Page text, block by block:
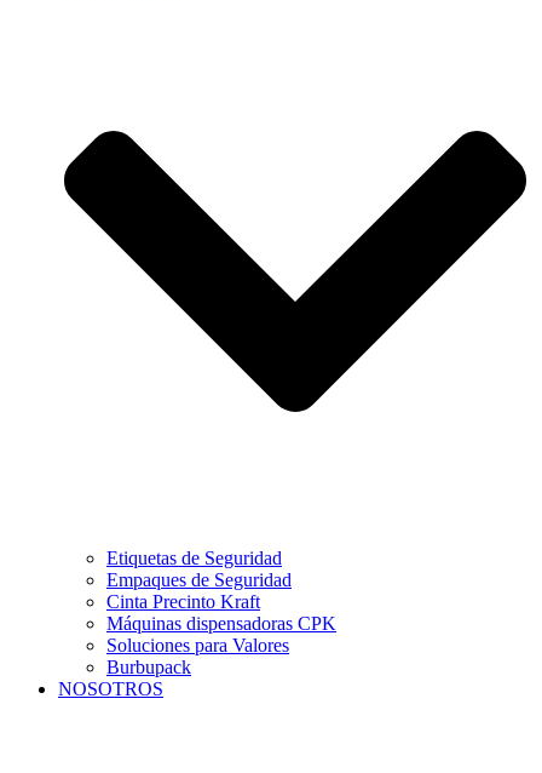
Etiquetas de Seguridad
Empaques de Seguridad
Cinta Precinto Kraft
Máquinas dispensadoras CPK
Soluciones para Valores
Burbupack
NOSOTROS